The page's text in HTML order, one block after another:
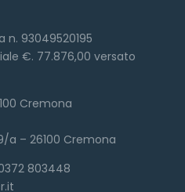
n. 93049520195
€. 77.876,00 versato
Cremona
a – 26100 Cremona
803448